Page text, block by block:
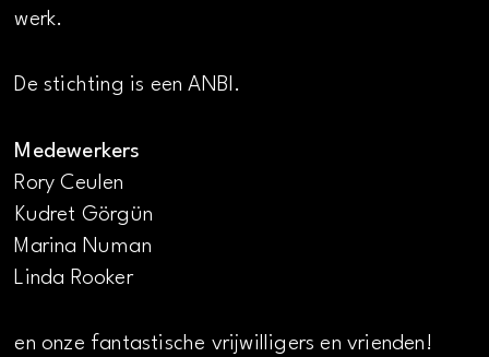
werk.
De stichting is een ANBI.
Medewerkers
Rory Ceulen
Kudret Görgün
Marina Numan
Linda Rooker
en onze fantastische vrijwilligers en vrienden!